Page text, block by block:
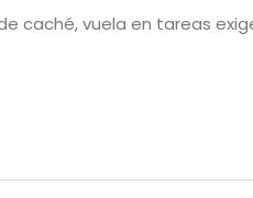
de caché, vuela en tareas